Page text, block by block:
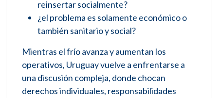
reinsertar socialmente?
¿el problema es solamente económico o
también sanitario y social?
Mientras el frío avanza y aumentan los
operativos, Uruguay vuelve a enfrentarse a
una discusión compleja, donde chocan
derechos individuales, responsabilidades